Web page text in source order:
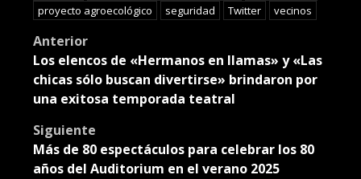
proyecto agroecológico
seguridad Twitter vecinos
Post
navigation
Anterior
Los elencos de «Hermanos en llamas» y «Las
chicas sólo buscan divertirse» brindaron por
una exitosa temporada teatral
Siguiente
Más de 80 espectáculos para celebrar los 80
años del Auditorium en el verano 2025